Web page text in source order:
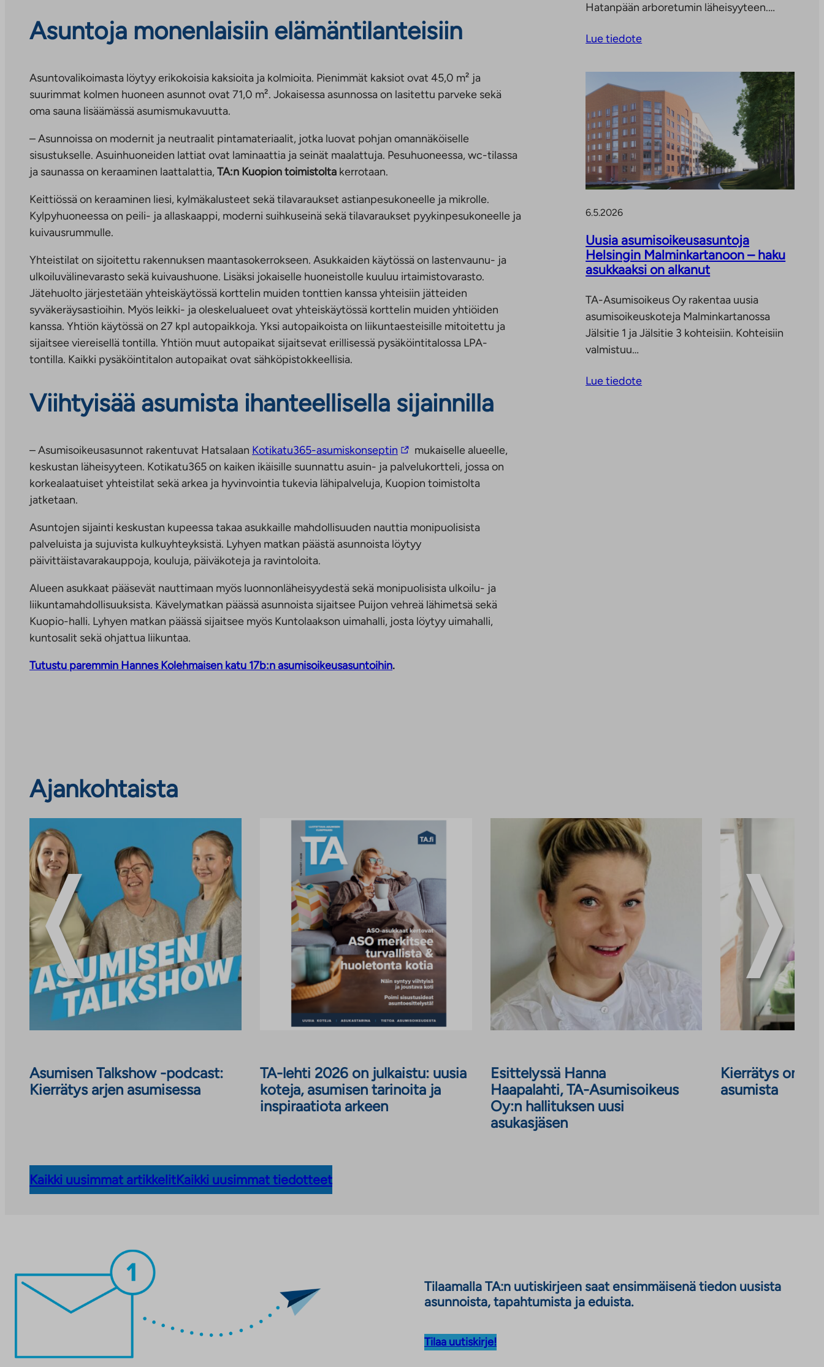
Asuntoja monenlaisiin elämäntilanteisiin
Asuntovalikoimasta löytyy erikokoisia kaksioita ja kolmioita. Pienimmät kaksiot ovat 45,0 m² ja
suurimmat kolmen huoneen asunnot ovat 71,0 m². Jokaisessa asunnossa on lasitettu parveke sekä
oma sauna lisäämässä asumismukavuutta.
– Asunnoissa on modernit ja neutraalit pintamateriaalit, jotka luovat pohjan omannäköiselle
sisustukselle. Asuinhuoneiden lattiat ovat laminaattia ja seinät maalattuja. Pesuhuoneessa, wc-tilassa
ja saunassa on keraaminen laattalattia,TA:n Kuopion toimistolta kerrotaan.
Keittiössä on keraaminen liesi, kylmäkalusteet sekä tilavaraukset astianpesukoneelle ja mikrolle.
Kylpyhuoneessa on peili- ja allaskaappi, moderni suihkuseinä sekä tilavaraukset pyykinpesukoneelle ja
kuivausrummulle.
Yhteistilat on sijoitettu rakennuksen maantasokerrokseen. Asukkaiden käytössä on lastenvaunu- ja
ulkoiluvälinevarasto sekä kuivaushuone. Lisäksi jokaiselle huoneistolle kuuluu irtaimistovarasto.
Jätehuolto järjestetään yhteiskäytössä korttelin muiden tonttien kanssa yhteisiin jätteiden
syväkeräysastioihin. Myös leikki- ja oleskelualueet ovat yhteiskäytössä korttelin muiden yhtiöiden
kanssa. Yhtiön käytössä on 27 kpl autopaikkoja. Yksi autopaikoista on liikuntaesteisille mitoitettu ja
sijaitsee viereisellä tontilla. Yhtiön muut autopaikat sijaitsevat erillisessä pysäköintitalossa LPA-
tontilla. Kaikki pysäköintitalon autopaikat ovat sähköpistokkeellisia.
Viihtyisää asumista ihanteellisella sijainnilla
– Asumisoikeusasunnot rakentuvat Hatsalaan Kotikatu365-asumiskonseptin L
i
n
i
v
e
u
e
l
u
u
n
mukaiselle alueelle,
keskustan läheisyyteen. Kotikatu365 on kaiken ikäisille suunnattu asuin- ja palvelukortteli, jossa on
korkealaatuiset yhteistilat sekä arkea ja hyvinvointia tukevia lähipalveluja, Kuopion toimistolta
jatketaan.
Asuntojen sijainti keskustan kupeessa takaa asukkaille mahdollisuuden nauttia monipuolisista
palveluista ja sujuvista kulkuyhteyksistä. Lyhyen matkan päästä asunnoista löytyy
päivittäistavarakauppoja, kouluja, päiväkoteja ja ravintoloita.
Alueen asukkaat pääsevät nauttimaan myös luonnonläheisyydestä sekä monipuolisista ulkoilu- ja
liikuntamahdollisuuksista. Kävelymatkan päässä asunnoista sijaitsee Puijon vehreä lähimetsä sekä
Kuopio-halli. Lyhyen matkan päässä sijaitsee myös Kuntolaakson uimahalli, josta löytyy uimahalli,
kuntosalit sekä ohjattua liikuntaa.
Tutustu paremmin Hannes Kolehmaisen katu 17b:n asumisoikeusasuntoihin.
Hatanpään arboretumin läheisyyteen.…
Lue tiedote
6.5.2026
Uusia asumisoikeusasuntoja
Helsingin Malminkartanoon – haku
asukkaaksi on alkanut
TA-Asumisoikeus Oy rakentaa uusia
asumisoikeuskoteja Malminkartanossa
Jälsitie 1 ja Jälsitie 3 kohteisiin. Kohteisiin
valmistuu…
Lue tiedote
ajankohtaiset
uutiset
tiedotteet
Ajankohtaista
Asumisen Talkshow -podcast:
Kierrätys arjen asumisessa
TA-lehti 2026 on julkaistu: uusia
koteja, asumisen tarinoita ja
inspiraatiota arkeen
Esittelyssä Hanna
Haapalahti, TA-Asumisoikeus
Oy:n hallituksen uusi
asukasjäsen
Kierrätys on
asumista
Kaikki uusimmat artikkelitKaikki uusimmat tiedotteet
Tilaamalla TA:n uutiskirjeen saat ensimmäisenä tiedon uusista
asunnoista, tapahtumista ja eduista.
Tilaa uutiskirje!